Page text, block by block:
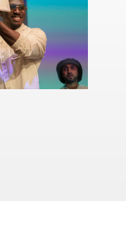
2ᵉ édition sous le
Lumière : une 2ᵉ